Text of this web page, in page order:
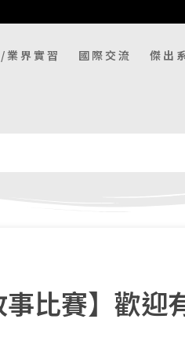
業界實習 國際交流 傑出
事比賽】歡迎